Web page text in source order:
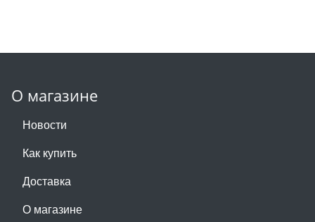
О магазине
Новости
Как купить
Доставка
О магазине